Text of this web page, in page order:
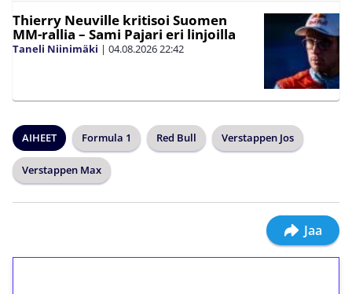
Thierry Neuville kritisoi Suomen
MM-rallia – Sami Pajari eri linjoilla
Taneli Niinimäki | 04.08.202622:42
AIHEET Formula 1 Red Bull Verstappen Jos
Verstappen Max
Jaa